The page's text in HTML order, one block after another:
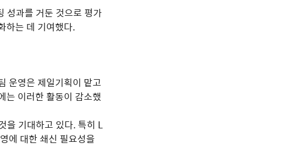
성과를 거둔 것으로 평가
하는 데 기여했다.
운영은 제일기획이 맡고
는 이러한 활동이 감소했
을 기대하고 있다. 특히 L
에 대한 쇄신 필요성을